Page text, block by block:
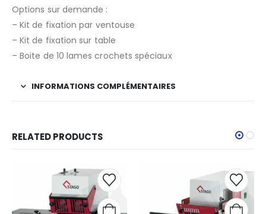
Options sur demande :
– Kit de fixation par ventouse
– Kit de fixation sur table
– Boite de 10 lames crochets spéciaux
INFORMATIONS COMPLÉMENTAIRES
RELATED PRODUCTS